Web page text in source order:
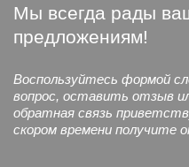
Мы всегда рады
предложениям!
Воспользуйтесь формой
вопрос, оставить отзыв
обратная связь
скором времени получите